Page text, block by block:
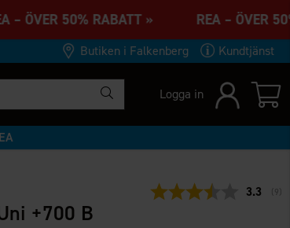
ÖVER 50% RABATT » REA –
Butiken i Falkenberg Kundtjänst
Logga in
3.3 (9
+700 B